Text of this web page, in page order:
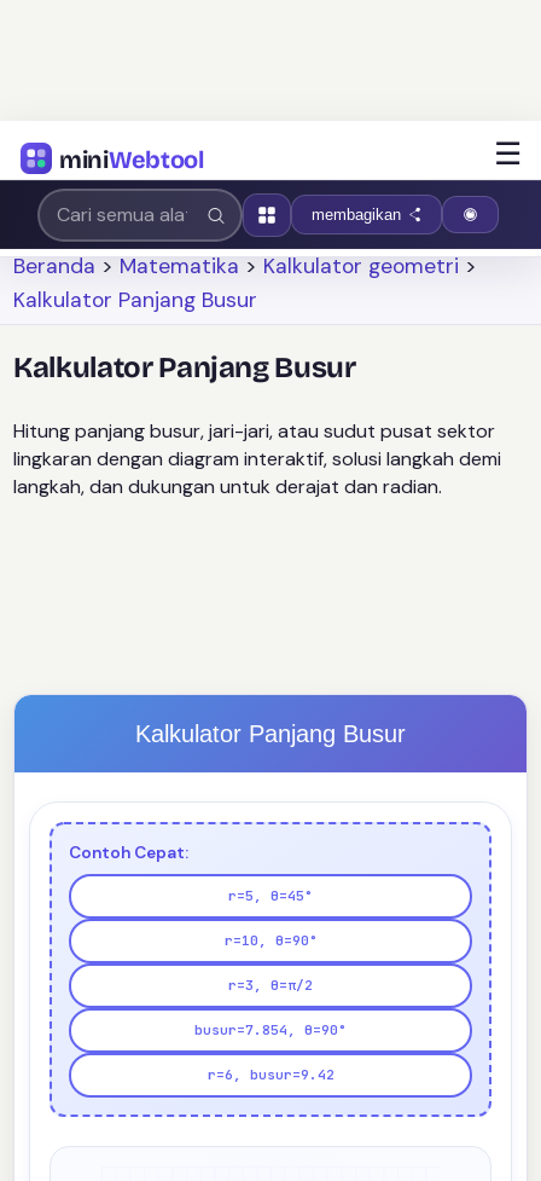
miniWebtool ☰
membagikan
Beranda > Matematika > Kalkulator geometri >
Kalkulator Panjang Busur
Kalkulator Panjang Busur
Hitung panjang busur, jari-jari, atau sudut pusat sektor
lingkaran dengan diagram interaktif, solusi langkah demi
langkah, dan dukungan untuk derajat dan radian.
Kalkulator Panjang Busur
Contoh Cepat:
r=5, θ=45°
r=10, θ=90°
r=3, θ=π/2
busur=7.854, θ=90°
r=6, busur=9.42